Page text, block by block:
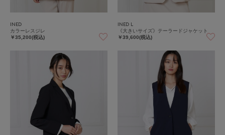
INED
カラーレスジレ
￥35,200(税込)
INED L
《大きいサイズ》テーラードジャケット
￥39,600(税込)